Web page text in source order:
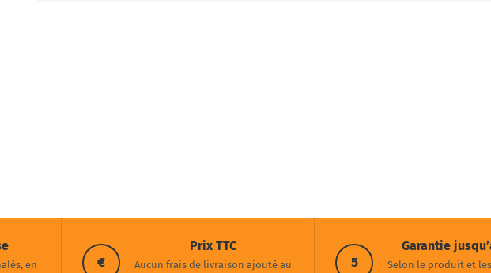
en €
Prix TTC
Aucun frais de livraison ajouté au 5
Garantie
Selon le produit et